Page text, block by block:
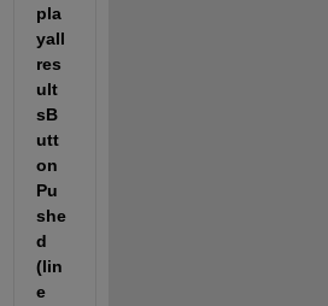
pla
yall
res
ult
sB
utt
on
Pu
she
d
(lin
e